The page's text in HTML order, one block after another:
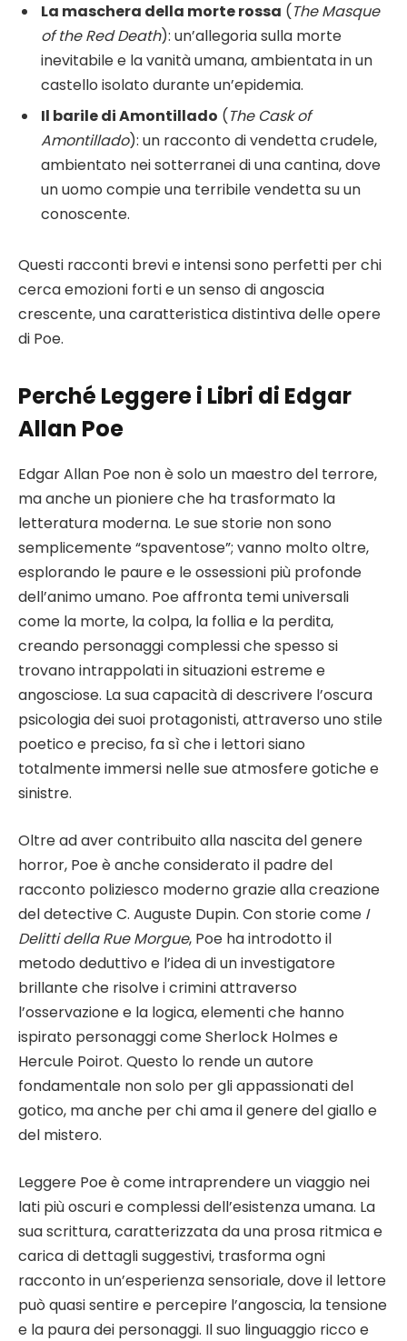
La maschera della morte rossa (The Masque
of the Red Death): un’allegoria sulla morte
inevitabile e la vanità umana, ambientata in un
castello isolato durante un’epidemia.
Il barile di Amontillado (The Cask of
Amontillado): un racconto di vendetta crudele,
ambientato nei sotterranei di una cantina, dove
un uomo compie una terribile vendetta su un
conoscente.
Questi racconti brevi e intensi sono perfetti per chi
cerca emozioni forti e un senso di angoscia
crescente, una caratteristica distintiva delle opere
di Poe.
Perché Leggere i Libri di Edgar
Allan Poe
Edgar Allan Poe non è solo un maestro del terrore,
ma anche un pioniere che ha trasformato la
letteratura moderna. Le sue storie non sono
semplicemente “spaventose”; vanno molto oltre,
esplorando le paure e le ossessioni più profonde
dell’animo umano. Poe affronta temi universali
come la morte, la colpa, la follia e la perdita,
creando personaggi complessi che spesso si
trovano intrappolati in situazioni estreme e
angosciose. La sua capacità di descrivere l’oscura
psicologia dei suoi protagonisti, attraverso uno stile
poetico e preciso, fa sì che i lettori siano
totalmente immersi nelle sue atmosfere gotiche e
sinistre.
Oltre ad aver contribuito alla nascita del genere
horror, Poe è anche considerato il padre del
racconto poliziesco moderno grazie alla creazione
del detective C. Auguste Dupin. Con storie come I
Delitti della Rue Morgue, Poe ha introdotto il
metodo deduttivo e l’idea di un investigatore
brillante che risolve i crimini attraverso
l’osservazione e la logica, elementi che hanno
ispirato personaggi come Sherlock Holmes e
Hercule Poirot. Questo lo rende un autore
fondamentale non solo per gli appassionati del
gotico, ma anche per chi ama il genere del giallo e
del mistero.
Leggere Poe è come intraprendere un viaggio nei
lati più oscuri e complessi dell’esistenza umana. La
sua scrittura, caratterizzata da una prosa ritmica e
carica di dettagli suggestivi, trasforma ogni
racconto in un’esperienza sensoriale, dove il lettore
può quasi sentire e percepire l’angoscia, la tensione
e la paura dei personaggi. Il suo linguaggio ricco e